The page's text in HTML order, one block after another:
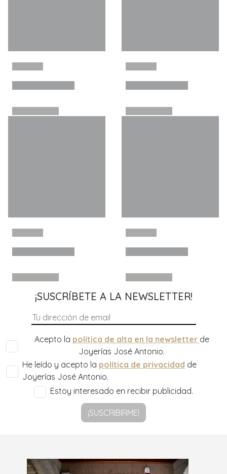
¡SUSCRÍBETE A LA NEWSLETTER!
Acepto la política de alta en la newsletter de
Joyerías José Antonio.
He leído y acepto la política de privacidad de
Joyerías José Antonio.
Estoy interesado en recibir publicidad.
¡SUSCRIBIRME!